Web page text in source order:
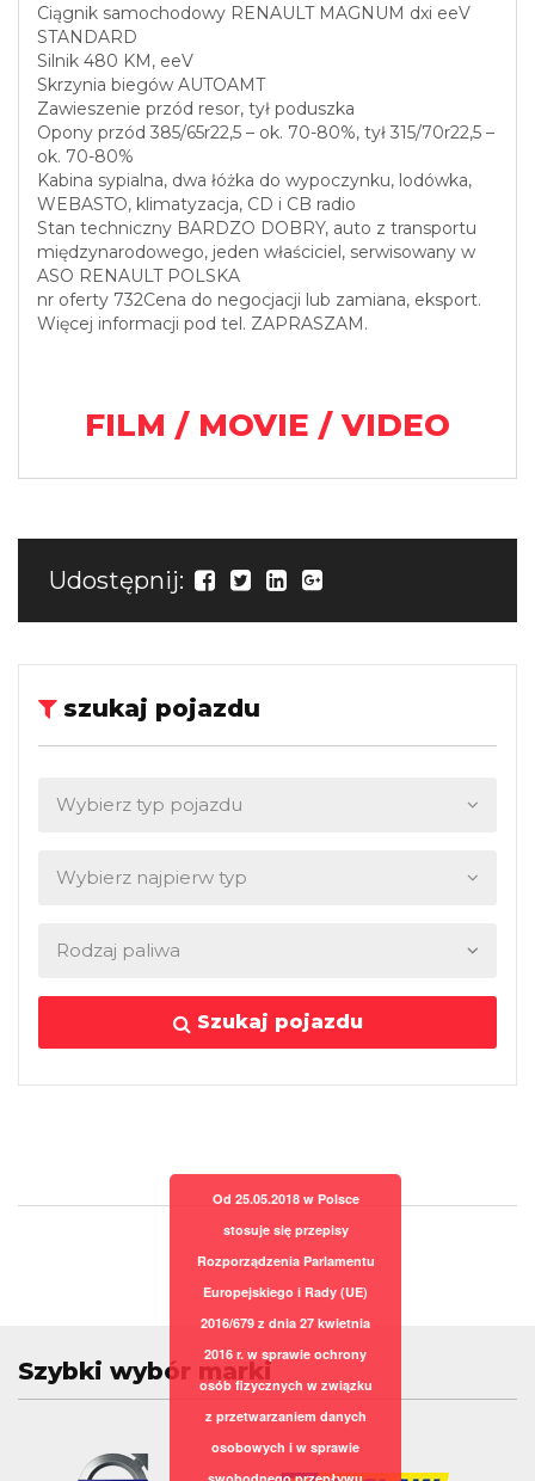
Ciągnik samochodowy RENAULT MAGNUM dxi eeV
STANDARD
Silnik 480 KM, eeV
Skrzynia biegów AUTOAMT
Zawieszenie przód resor, tył poduszka
Opony przód 385/65r22,5 – ok. 70-80%, tył 315/70r22,5 –
ok. 70-80%
Kabina sypialna, dwa łóżka do wypoczynku, lodówka,
WEBASTO, klimatyzacja, CD i CB radio
Stan techniczny BARDZO DOBRY, auto z transportu
międzynarodowego, jeden właściciel, serwisowany w
ASO RENAULT POLSKA
nr oferty 732Cena do negocjacji lub zamiana, eksport.
Więcej informacji pod tel. ZAPRASZAM.
FILM / MOVIE / VIDEO
Udostępnij:
szukaj pojazdu
Szukaj pojazdu
Szybki wybór marki
Od 25.05.2018 w Polsce
stosuje się przepisy
Rozporządzenia Parlamentu
Europejskiego i Rady (UE)
2016/679 z dnia 27 kwietnia
2016 r. w sprawie ochrony
osób fizycznych w związku
z przetwarzaniem danych
osobowych i w sprawie